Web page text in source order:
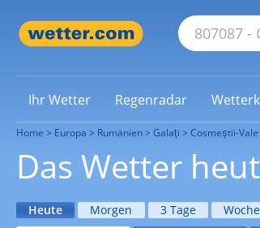
Ihr Wetter Regenradar
Home Europa Rumänien Galaţi Cosmeștii-Vale
Das Wetter
Heute Morgen 3 Tage